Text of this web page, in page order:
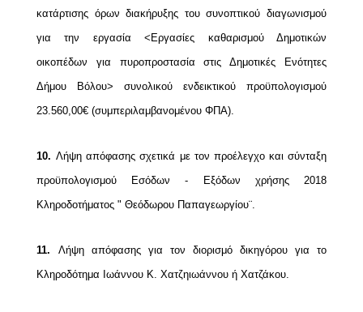
κατάρτισης όρων διακήρυξης τουσυνοπτικού διαγωνισμού
για την εργασία <Εργασίες καθαρισμού Δημοτικών
οικοπέδων για πυροπροστασία στις Δημοτικές Ενότητες
Δήμου Βόλου> συνολικού ενδεικτικού προϋπολογισμού
23.560,00€ (συμπεριλαμβανομένου ΦΠΑ).
10. Λήψη απόφασης σχετικά με τον προέλεγχο και σύνταξη
προϋπολογισμού Εσόδων -
Εξόδων χρήσης 2018
Κληροδοτήματος " Θεόδωρου Παπαγεωργίου¨.
11.
Λήψη απόφασης για τον διορισμό δικηγόρου για το
Κληροδότημα Ιωάννου Κ. Χατζηιωάννου ή Χατζάκου.